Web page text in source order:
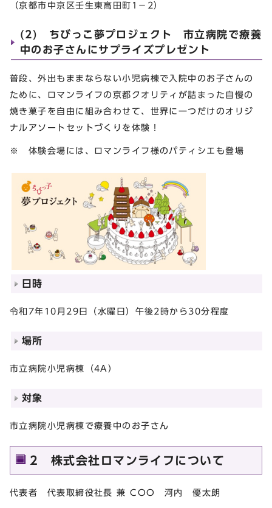
（京都市中京区壬生東高田町1－2）
(2) ちびっこ夢プロジェクト 市立病院で療養
中のお子さんにサプライズプレゼント
普段、外出もままならない小児病棟で入院中のお子さんの
ために、ロマンライフの京都クオリティが詰まった自慢の
焼き菓子を自由に組み合わせて、世界に一つだけのオリジ
ナルアソートセットづくりを体験！
※ 体験会場には、ロマンライフ様のパティシエも登場
日時
令和7年10月29日（水曜日）午後2時から30分程度
場所
市立病院小児病棟（4A）
対象
市立病院小児病棟で療養中のお子さん
2 株式会社ロマンライフについて
代表者 代表取締役社長 兼 COO 河内 優太朗